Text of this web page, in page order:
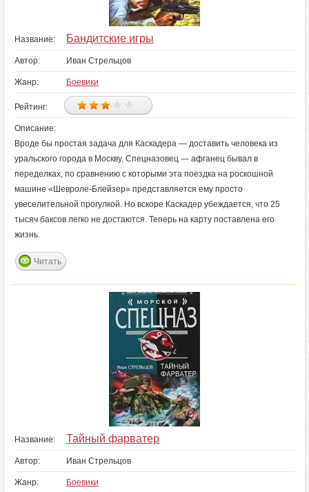
Название: Бандитские игры
Автор: Иван Стрельцов
Жанр: Боевики
Рейтинг:
Описание:
Вроде бы простая задача для Каскадера — доставить человека из
уральского города в Москву. Спецназовец — афганец бывал в
переделках, по сравнению с которыми эта поездка на роскошной
машине «Шевроле-Блейзер» представляется ему просто
увеселительной прогулкой. Но вскоре Каскадер убеждается, что 25
тысяч баксов легко не достаются. Теперь на карту поставлена его
жизнь.
Читать
Название: Тайный фарватер
Автор: Иван Стрельцов
Жанр: Боевики